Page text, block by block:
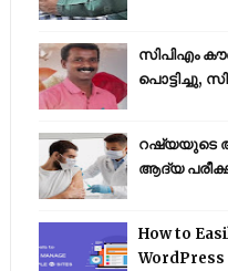
സിപിഎം
പൊട്ടിച്ചു,
റഷ്യയുടെ
ആദ്യ
How to
WordPress